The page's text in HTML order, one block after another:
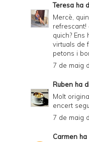
Teresa ha
Mercè,
refrescant!
quich?
virtuals de
petons i
7 de maig
Ruben ha
Molt
encert
7 de maig
Carmen ha